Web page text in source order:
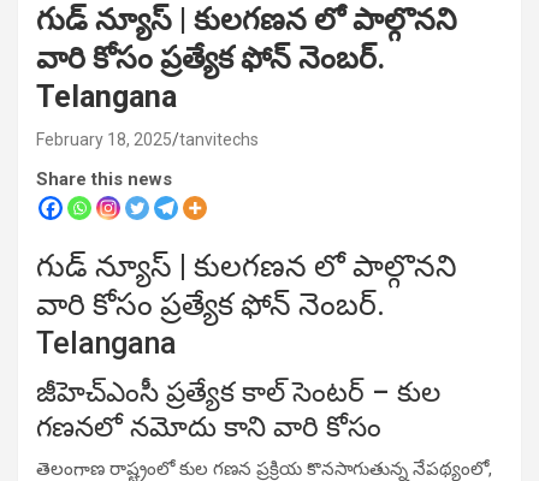
గుడ్ న్యూస్ | కులగణన లో పాల్గొనని
వారి కోసం ప్రత్యేక ఫోన్ నెంబర్.
Telangana
February 18, 2025 tanvitechs
Share this news
గుడ్ న్యూస్ | కులగణన లో పాల్గొనని
వారి కోసం ప్రత్యేక ఫోన్ నెంబర్.
Telangana
జీహెచ్ఎంసీ ప్రత్యేక కాల్ సెంటర్ – కుల
గణనలో నమోదు కాని వారి కోసం
తెలంగాణ రాష్ట్రంలో కుల గణన ప్రక్రియ కొనసాగుతున్న నేపథ్యంలో,